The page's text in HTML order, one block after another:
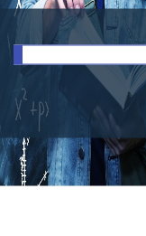
INVESTIGACIÓN
RRHH